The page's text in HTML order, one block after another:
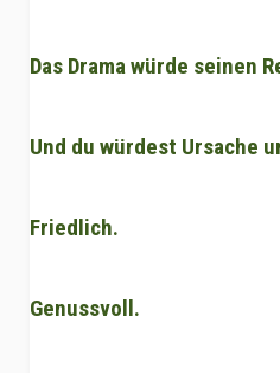
Das Drama würde seinen
Und du würdest Ursache
Friedlich.
Genussvoll.